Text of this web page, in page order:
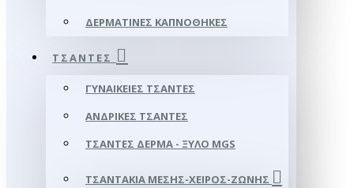
ΔΕΡΜΆΤΙΝΕΣ ΚΑΠΝΟΘΉΚΕΣ
ΤΣΆΝΤΕΣ
ΓΥΝΑΙΚΕΊΕΣ ΤΣΆΝΤΕΣ
ΑΝΔΡΙΚΈΣ ΤΣΆΝΤΕΣ
ΤΣΆΝΤΕΣ ΔΈΡΜΑ - ΞΎΛΟ MGS
ΤΣΑΝΤΆΚΙΑ ΜΈΣΗΣ-ΧΕΙΡΌΣ-ΖΏΝΗΣ